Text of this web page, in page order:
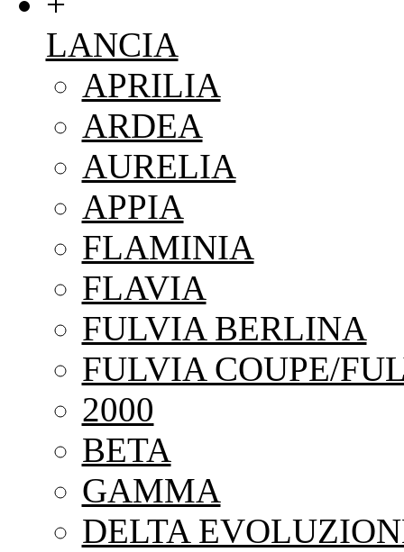
LANCIA
APRILIA
ARDEA
AURELIA
APPIA
FLAMINIA
FLAVIA
FULVIA BERLINA
FULVIA COUPE/
2000
BETA
GAMMA
DELTA